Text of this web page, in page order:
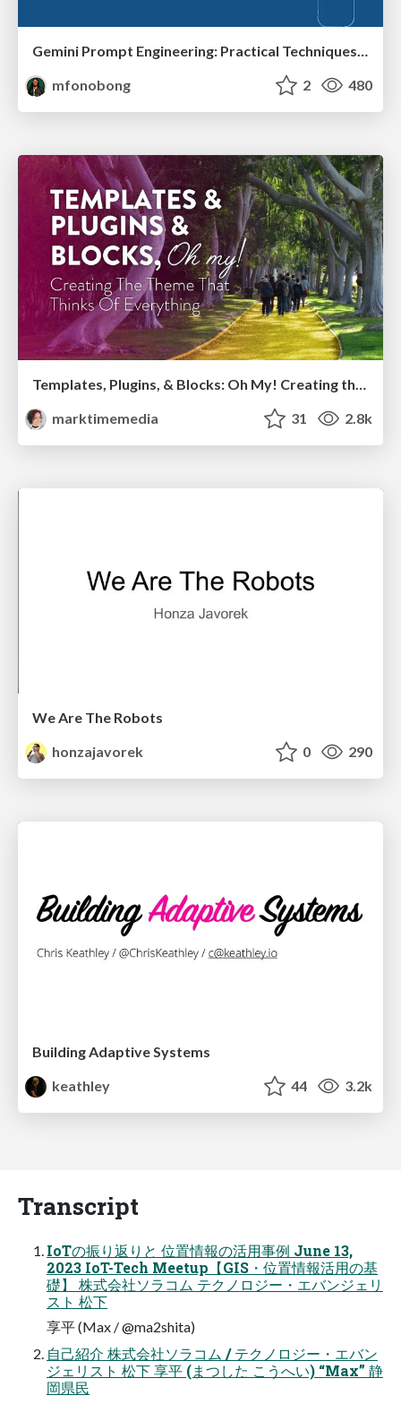
mfonobong
2 480
Templates, Plugins, & Blocks: Oh My! Creating the theme that thinks of everything
marktimemedia
31 2.8k
We Are The Robots
honzajavorek
0 290
Building Adaptive Systems
keathley
44 3.2k
Transcript
IoTの振り返りと 位置情報の活用事例 June 13,
2023 IoT-Tech Meetup【GIS・位置情報活用の基
礎】 株式会社ソラコム テクノロジー・エバンジェリ
スト 松下
享平 (Max / @ma2shita)
自己紹介 株式会社ソラコム / テクノロジー・エバン
ジェリスト 松下 享平 (まつした こうへい) “Max” 静
岡県民